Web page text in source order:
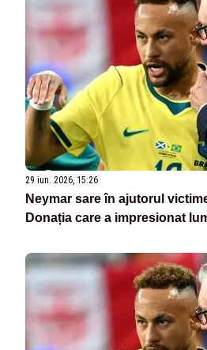
29 iun. 2026, 15:26
Neymar sare în ajutorul
Donația care a impresionat